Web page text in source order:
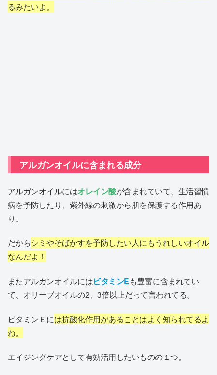
るみたいよ。
アルガンオイルに含まれる成分
アルガンオイルにはオレイン酸が含まれていて、生活習慣
病を予防したり、紫外線の刺激から肌を保護する作用あ
り。
だからシミやそばかすを予防したい人にもうれしいオイル
なんだよ！
またアルガンオイルにはビタミンEも豊富に含まれてい
て、オリーブオイルの2、3倍以上だって言われてる。
ビタミンＥには抗酸化作用があることはよく知られてるよ
ね。
エイジングケアとして有効活用したいものの１つ。